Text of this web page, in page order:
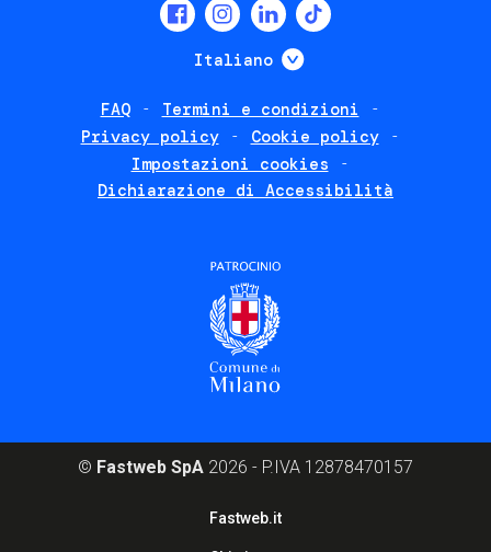
Italiano Mostra ulteriori
FAQ
Termini e condizioni
Privacy policy
Cookie policy
Impostazioni cookies
Dichiarazione di Accessibilità
© Fastweb SpA 2026 - P.IVA 12878470157
Fastweb.it